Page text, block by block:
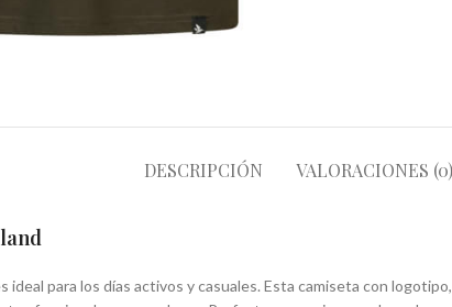
DESCRIPCIÓN VALORACIONES (0)
ideal para los días activos y casuales. Esta camiseta con